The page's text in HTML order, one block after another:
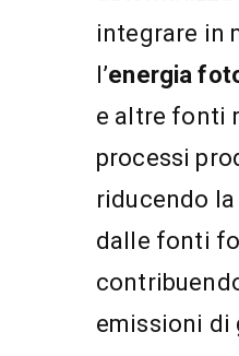
integrare in
l’energia
e altre fonti
processi
riducendo
dalle fonti
emissioni di